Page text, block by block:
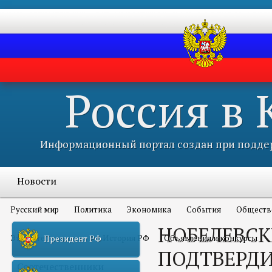
Россия в
Информационный портал создан при
Новости
Русский мир Политика Экономика События
Это интересно всем История РФ Объявления и конкурсы
Соотечественники
Президент РФ